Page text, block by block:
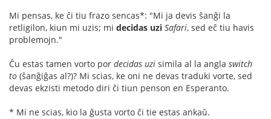
Mi pensas, ke ĉi tiu frazo sencas*: "Mi ja devis ŝanĝi la
retligilon, kiun mi uzis; mi decidas uzi Safari, sed eĉ tiu havis
problemojn."
Ĉu estas tamen vorto por decidas uzi simila al la angla switch
to (ŝanĝiĝas al?)? Mi scias, ke oni ne devas traduki vorte, sed
devas ekzisti metodo diri ĉi tiun penson en Esperanto.
* Mi ne scias, kio la ĝusta vorto ĉi tie estas ankaŭ.